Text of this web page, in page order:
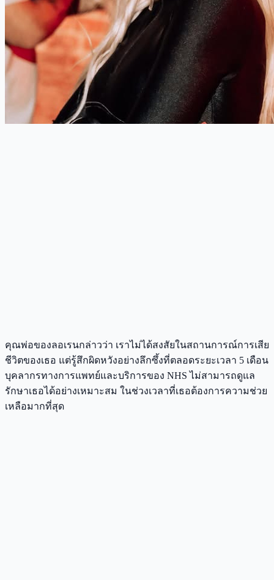
คุณพ่อของลอเรนกล่าวว่า เราไม่ได้สงสัยในสถานการณ์การเสีย
ชีวิตของเธอ แต่รู้สึกผิดหวังอย่างลึกซึ้งที่ตลอดระยะเวลา 5 เดือน
บุคลากรทางการแพทย์และบริการของ NHS ไม่สามารถดูแล
รักษาเธอได้อย่างเหมาะสม ในช่วงเวลาที่เธอต้องการความช่วย
เหลือมากที่สุด